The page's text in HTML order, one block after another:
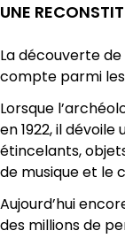
UNE
La découverte
compte parmi
Lorsque
en 1922, il
étincelants,
de musique et le
Aujourd’hui
des millions de